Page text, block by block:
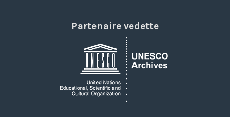
Partenaire vedette